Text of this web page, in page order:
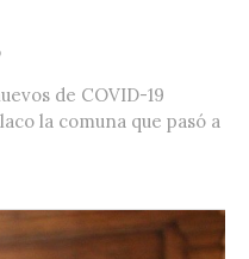
de COVID-19
la comuna que pasó a